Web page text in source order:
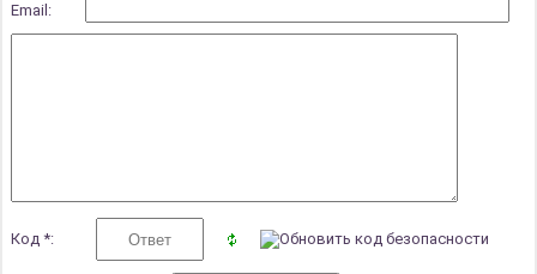
Email:
Код *: